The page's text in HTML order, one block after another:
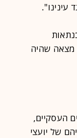
עינינו".
מצאה שהיה
העסקיים,
של יועצי